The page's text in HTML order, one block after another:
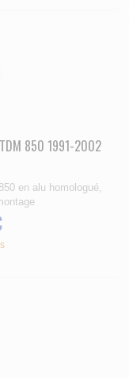
TDM 850 1991-2002
en alu homologué,